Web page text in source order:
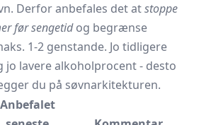
Derfor anbefales det atstoppe
før sengetidog begrænse
1-2 genstande. Jo tidligere
jo lavere alkoholprocent - desto
du på søvnarkitekturen.
Anbefalet